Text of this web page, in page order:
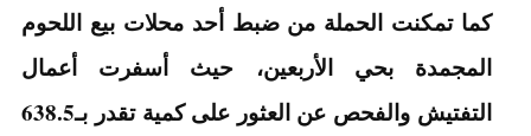
كما تمكنت الحملة من ضبط أحد محلات بيع اللحوم
المجمدة بحي الأربعين، حيث أسفرت أعمال
التفتيش والفحص عن العثور على كمية تقدر بـ638.5